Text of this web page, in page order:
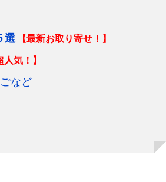
選 【最新お取り寄せ！】
人気！】
など